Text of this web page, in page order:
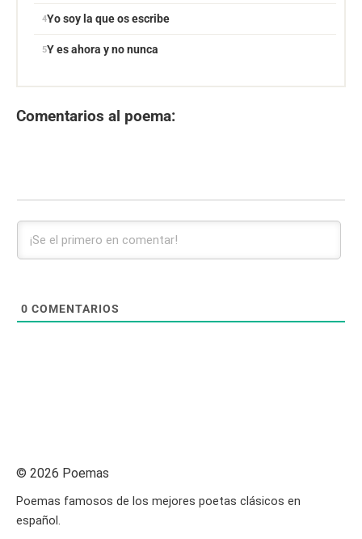
Yo soy la que os escribe
Y es ahora y no nunca
Comentarios al poema:
0 COMENTARIOS
© 2026 Poemas
Poemas famosos de los mejores poetas clásicos en
español.